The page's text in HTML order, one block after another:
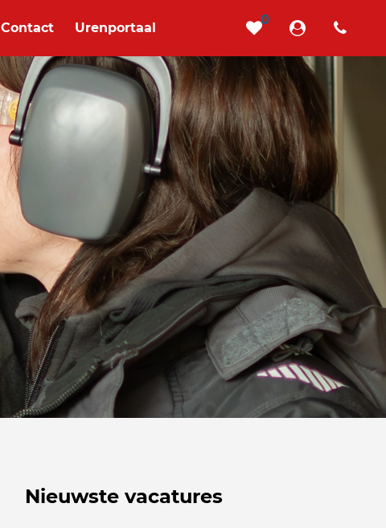
Contact Urenportaal
0
Nieuwste vacatures